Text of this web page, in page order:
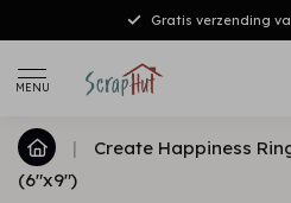
Gratis verzending
MENU
|
Create Happiness
(6"x9")